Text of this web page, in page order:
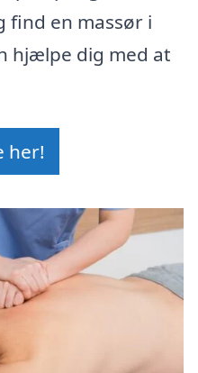
find en massør i
hjælpe dig med at
her!